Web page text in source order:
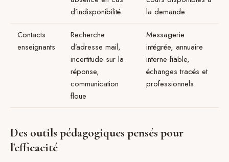
d’indisponibilité
la demande
Contacts
enseignants
Recherche
d’adresse mail,
incertitude sur la
réponse,
communication
floue
Messagerie
intégrée, annuaire
interne fiable,
échanges tracés et
professionnels
Des outils pédagogiques pensés pour
l'efficacité